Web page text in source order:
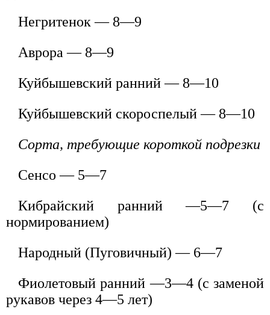
Негритенок — 8—9
Аврора — 8—9
Куйбышевский ранний — 8—10
Куйбышевский скороспелый — 8—10
Сорта, требующие короткой подрезки
Сенсо — 5—7
Кибрайский ранний —5—7 (с
нормированием)
Народный (Пуговичный) — 6—7
Фиолетовый ранний —3—4 (с заменой
рукавов через 4—5 лет)